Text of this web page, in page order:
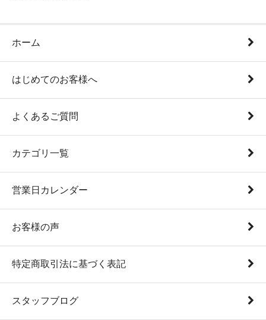
ホーム
はじめてのお客様へ
よくあるご質問
カテゴリ一覧
営業日カレンダー
お客様の声
特定商取引法に基づく表記
スタッフブログ